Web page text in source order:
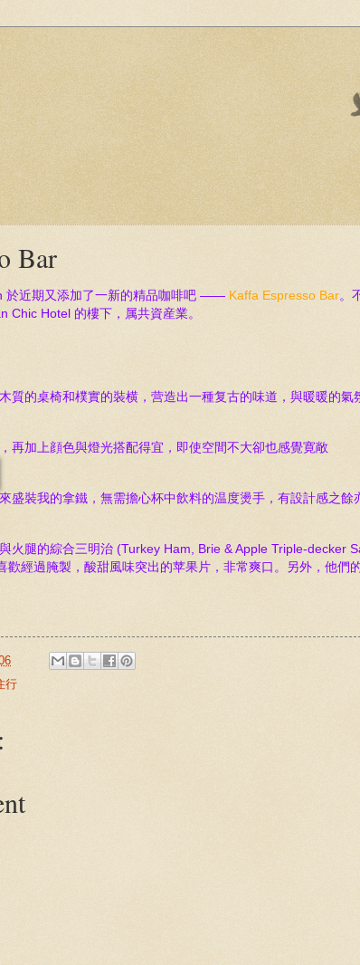
Bar
於近期又添加了一新的精品咖啡吧 —— Kaffa Espresso Bar。
Chic Hotel 的樓下，属共資産業。
質的桌椅和樸實的裝横，营造出一種复古的味道，與暖暖的氣
再加上顔色與燈光搭配得宜，即使空間不大卻也感覺寛敞
盛裝我的拿鐵，無需擔心杯中飲料的温度燙手，有設計感之餘
火腿的綜合三明治 (Turkey Ham, Brie & Apple Triple-decker
歡經過腌製，酸甜風味突出的苹果片，非常爽口。另外，他們
行